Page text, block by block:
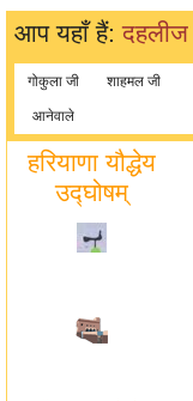
आप यहाँ हैं:दहलीज
गोकुला जी शाहमल जी
आनेवाले
हरियाणा यौद्धेय
उद्घोषम्